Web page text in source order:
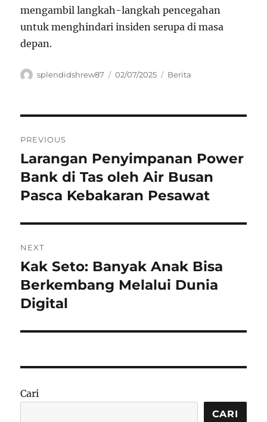
mengambil langkah-langkah pencegahan
untuk menghindari insiden serupa di masa
depan.
Author
splendidshrew87
Posted
02/07/2025 Categories
Berita
pos
PREVIOUS
Previous
post:
Larangan Penyimpanan Power
Bank di Tas oleh Air Busan
Pasca Kebakaran Pesawat
NEXT
Next
post:
Kak Seto: Banyak Anak Bisa
Berkembang Melalui Dunia
Digital
Cari
CARI